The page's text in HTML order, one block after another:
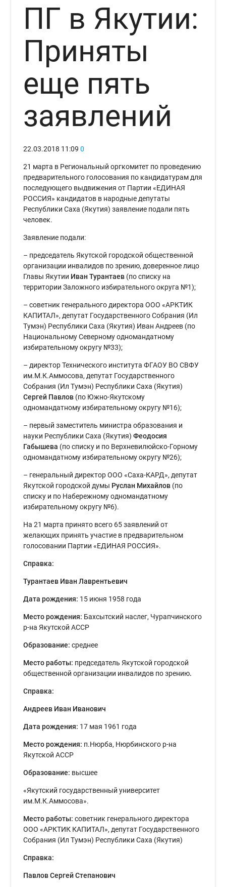
ПГ в Якутии:
Приняты
еще пять
заявлений
22.03.2018 11:09 0
21 марта в Региональный оргкомитет по проведению
предварительного голосования по кандидатурам для
последующего выдвижения от Партии «ЕДИНАЯ
РОССИЯ» кандидатов в народные депутаты
Республики Саха (Якутия) заявление подали пять
человек.
Заявление подали:
– председатель Якутской городской общественной
организации инвалидов по зрению, доверенное лицо
Главы Якутии Иван Турантаев (по списку на
территории Заложного избирательного округа №1);
– советник генерального директора ООО «АРКТИК
КАПИТАЛ», депутат Государственного Собрания (Ил
Тумэн) Республики Саха (Якутия) Иван Андреев (по
Национальному Северному одномандатному
избирательному округу №33);
– директор Технического института ФГАОУ ВО СВФУ
им.М.К.Аммосова, депутат Государственного
Собрания (Ил Тумэн) Республики Саха (Якутия)
Сергей Павлов (по Южно-Якутскому
одномандатному избирательному округу №16);
– первый заместитель министра образования и
науки Республики Саха (Якутия)Феодосия
Габышева (по списку и по Верхневилюйско-Горному
одномандатному избирательному округу №26);
– генеральный директор ООО «Саха-КАРД», депутат
Якутской городской думы Руслан Михайлов (по
списку и по Набережному одномандатному
избирательному округу №6).
На 21 марта принято всего 65 заявлений от
желающих принять участие в предварительном
голосовании Партии «ЕДИНАЯ РОССИЯ».
Справка:
Турантаев Иван Лаврентьевич
Дата рождения: 15 июня 1958 года
Место рождения: Бахсытский наслег, Чурапчинского
р-на Якутской АССР
Образование:среднее
Место работы: председатель Якутской городской
общественной организации инвалидов по зрению.
Справка:
Андреев Иван Иванович
Дата рождения: 17 мая 1961 года
Место рождения: п.Нюрба, Нюрбинского р-на
Якутской АССР
Образование: высшее
«Якутский государственный университет
им.М.К.Аммосова».
Место работы: советник генерального директора
ООО «АРКТИК КАПИТАЛ», депутат Государственного
Собрания (Ил Тумэн) Республики Саха (Якутия)
Справка:
Павлов Сергей Степанович